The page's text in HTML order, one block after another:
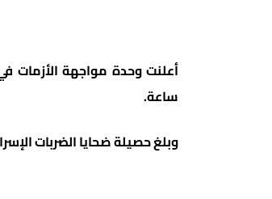
ساعة.
وبلغ حصيلة ضحايا الضربات الإسرائيلية خلال عام،